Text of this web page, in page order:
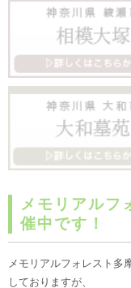
メモリアルフ
催中です！
メモリアルフォレスト多
しておりますが、